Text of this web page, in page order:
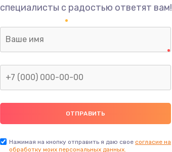
специалисты с радостью ответят вам!
Нажимая на кнопку отправить я даю свое согласие на
обработку моих персональных данных.